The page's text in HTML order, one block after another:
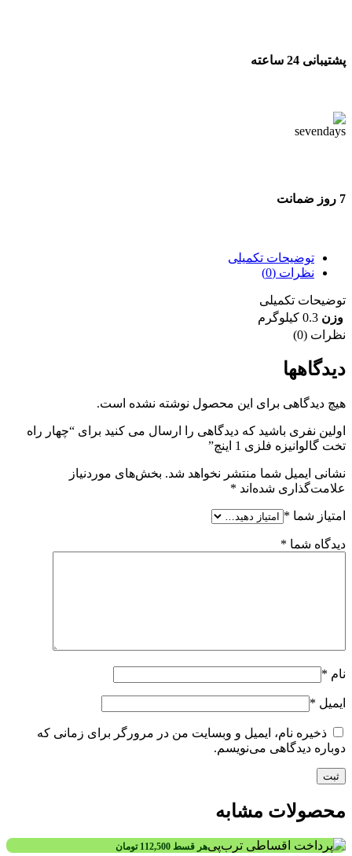
پشتیبانی 24 ساعته
7 روز ضمانت
توضیحات تکمیلی
نظرات (0)
توضیحات تکمیلی
وزن 0.3 کیلوگرم
نظرات (0)
دیدگاهها
هیچ دیدگاهی برای این محصول نوشته نشده است.
اولین نفری باشید که دیدگاهی را ارسال می کنید برای “چهار راه
تخت گالوانیزه فلزی 1 اینچ”
نشانی ایمیل شما منتشر نخواهد شد. بخش‌های موردنیاز
علامت‌گذاری شده‌اند *
امتیاز شما *
دیدگاه شما *
نام *
ایمیل *
ذخیره نام، ایمیل و وبسایت من در مرورگر برای زمانی که
دوباره دیدگاهی می‌نویسم.
محصولات مشابه
هر قسط 112,500 تومان